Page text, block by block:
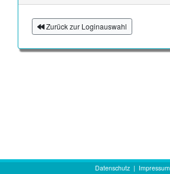
Zurück zur Loginauswahl
Datenschutz| Impressum